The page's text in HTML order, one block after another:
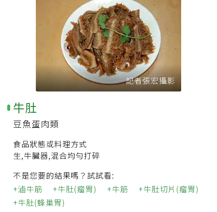
記者張宏攝影
牛肚
豆魚蛋肉類
食品狀態或料理方式
生,牛臟器,混合均勻打碎
不是您要的結果嗎？試試看:
滷牛筋
牛肚(瘤胃) 牛筋
牛肚切片(瘤胃)
牛肚(蜂巢胃)